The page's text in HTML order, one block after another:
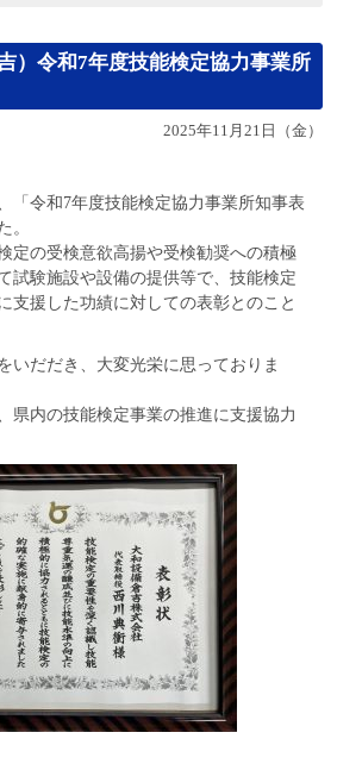
）令和7年度技能検定協力事業所
2025年11月21日（金）
「令和7年度技能検定協力事業所知事表
。
定の受検意欲高揚や受検勧奨への積極
試験施設や設備の提供等で、技能検定
支援した功績に対しての表彰とのこと
いだだき、大変光栄に思っておりま
県内の技能検定事業の推進に支援協力